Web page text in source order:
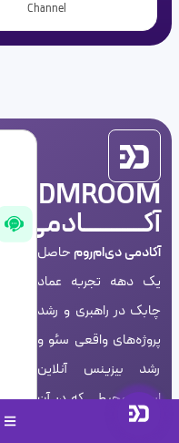
Channel
DMROOM
آکـــــــــــادمی
آکادمی دی‌ام‌رومحاصل
یک دهه تجربه عماد
چابک در راهبری و رشد
پروژه‌های واقعی سئو و
رشد بیزینس آنلاین
است؛ محیطی که در آن
متخصصان بتوانند در